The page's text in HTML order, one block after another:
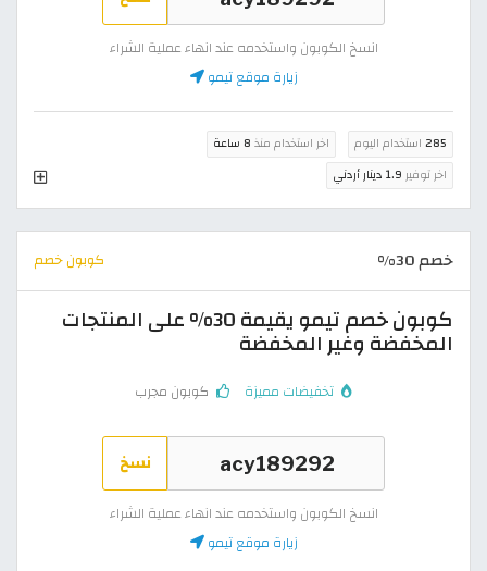
انسخ الكوبون واستخدمه عند انهاء عملية الشراء
زيارة موقع تيمو
285 استخدام اليوم اخر استخدام منذ 8 ساعة
اخر توفير 1.9 دينار أردني
خصم 30% كوبون خصم
كوبون خصم تيمو يقيمة 30% على المنتجات
المخفضة وغير المخفضة
تخفيضات مميزة كوبون مجرب
نسخ
انسخ الكوبون واستخدمه عند انهاء عملية الشراء
زيارة موقع تيمو